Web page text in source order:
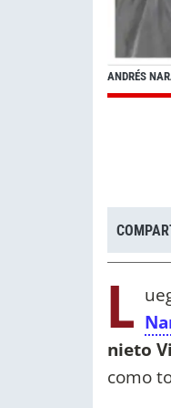
ANDRÉS
L
nieto
como